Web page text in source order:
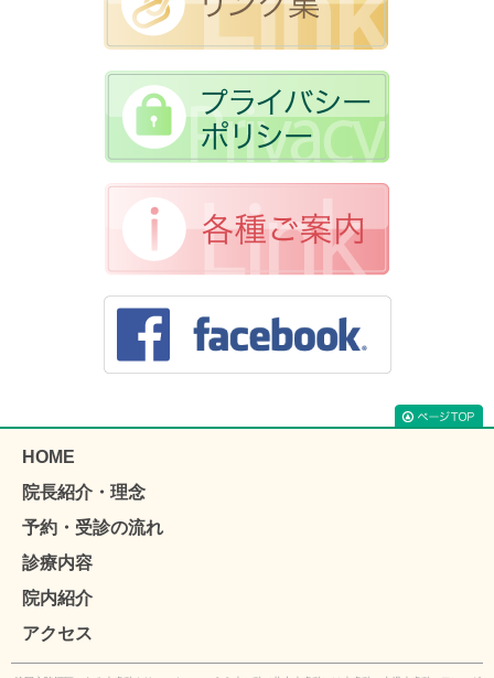
HOME
院長紹介・理念
予約・受診の流れ
診療内容
院内紹介
アクセス